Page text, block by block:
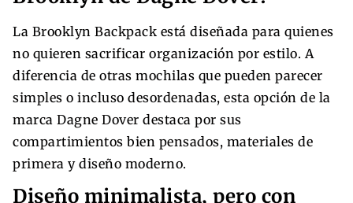
La Brooklyn Backpack está diseñada para quienes
no quieren sacrificar organización por estilo. A
diferencia de otras mochilas que pueden parecer
simples o incluso desordenadas, esta opción de la
marca Dagne Dover destaca por sus
compartimientos bien pensados, materiales de
primera y diseño moderno.
Diseño minimalista, pero con